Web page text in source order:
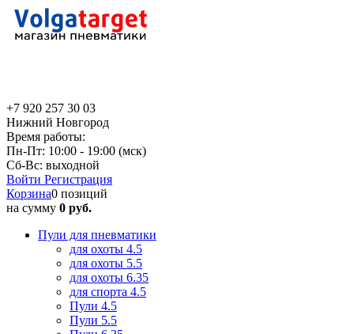
+7 920 257 30 03
Нижний Новгород
Время работы:
Пн-Пт: 10:00 - 19:00 (мск)
Сб-Вс: выходной
Войти Регистрация
Корзина0 позиций
на сумму 0 руб.
Пули для пневматики
для охоты 4.5
для охоты 5.5
для охоты 6.35
для спорта 4.5
Пули 4.5
Пули 5.5